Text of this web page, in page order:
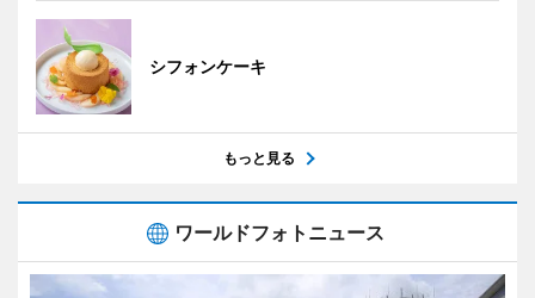
シフォンケーキ
もっと見る
ワールドフォトニュース